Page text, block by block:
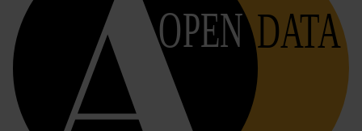
OPEN DATA